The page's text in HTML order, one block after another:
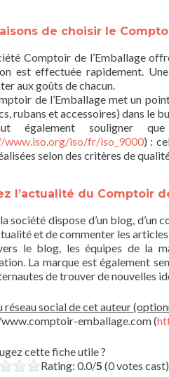
de choisir le
Comptoir de l’Emballage
est effectuée rapidement.
aux goûts de chacun.
de l’Emballage met un
rubans et accessoires) dans le
également souligner
www.iso.org/iso/fr/iso_9000) :
selon des critères de
l’actualité du Comptoir
société dispose d’un blog,
et de commenter les articles
le blog, les équipes de la
La marque est également
de trouver de nouvelles
réseau social de cet auteur
emballage.com (
cette fiche utile ?
Rating: 0.0/5 (0 votes cast)